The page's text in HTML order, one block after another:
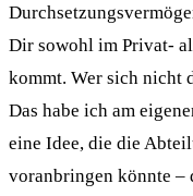
Dir sowohl im Privat-
kommt. Wer sich nicht
Das habe ich am
eine Idee, die die
voranbringen könnte –